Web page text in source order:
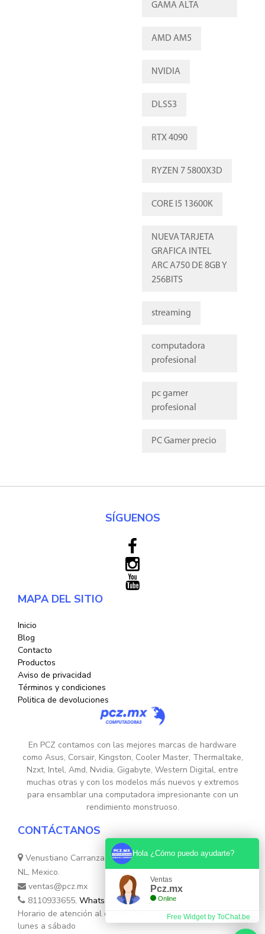
GAMA ALTA
AMD AM5
NVIDIA
DLSS3
RTX 4090
RYZEN 7 5800X3D
CORE I5 13600K
NUEVA TARJETA
GRAFICA INTEL
ARC A750 DE 8GB Y
256BITS
streaming
computadora
profesional
pc gamer
profesional
PC Gamer precio
SÍGUENOS
MAPA DEL SITIO
Inicio
Blog
Contacto
Productos
Aviso de privacidad
Términos y condiciones
Politica de devoluciones
En PCZ contamos con las mejores marcas de hardware
como Asus, Corsair, Kingston, Cooler Master, Thermaltake,
Nzxt, Intel, Amd, Nvidia, Gigabyte, Western Digital, entre
muchas otras y con los modelos más nuevos y extremos
para ensamblar una computadora impresionante con un
rendimiento monstruoso.
CONTÁCTANOS
Venustiano Carranza Nte. 755, Colonia Centro, Monterrey,
NL, Mexico.
ventas@pcz.mx
8110933655, Whatsapp 8131554632
Horario de atención al cliente: de 10:30hs. a 17:30hs de
lunes a sábado
Hola ¿Cómo puedo ayudarte?
Ventas
Pcz.mx
Online
Free Widget by ToChat.be